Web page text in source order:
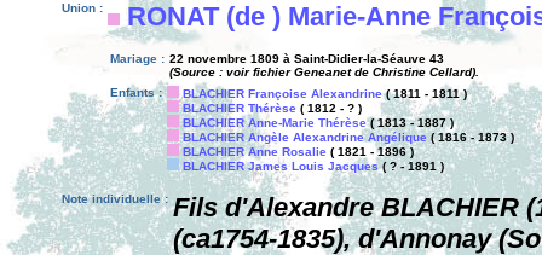
Union : RONAT (de ) Marie-Anne
Mariage : 22 novembre 1809 à Saint-Didier-la-Séauve 43
(Source : voir fichier Geneanet de Christine Cellard).
Enfants :
BLACHIER Françoise Alexandrine( 1811 - 1811 )
BLACHIER Thérèse ( 1812 - ? )
BLACHIER Anne-Marie Thérèse( 1813 - 1887 )
BLACHIER Angèle Alexandrine Angélique ( 1816 - 1873 )
BLACHIER Anne Rosalie ( 1821 - 1896 )
BLACHIER James Louis Jacques( ? - 1891 )
Note individuelle : Fils d'Alexandre BLACHIER
(ca1754-1835), d'Annonay